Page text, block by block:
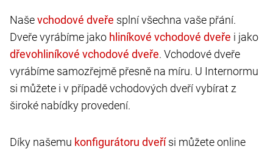
Naše
splní všechna vaše přání.
Dveře vyrábíme jako
i jako
. Vchodové dveře
vyrábíme samozřejmě přesně na míru. U Internormu
si můžete i v případě vchodových dveří vybírat z
široké nabídky provedení.
Díky našemu
si můžete online